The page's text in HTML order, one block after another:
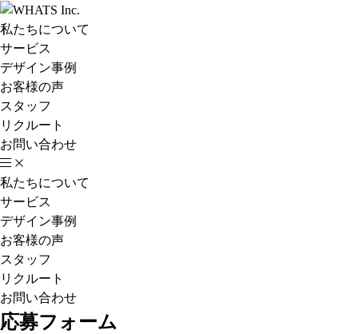
私たちについて
サービス
デザイン事例
お客様の声
スタッフ
リクルート
お問い合わせ
私たちについて
サービス
デザイン事例
お客様の声
スタッフ
リクルート
お問い合わせ
応募フォーム